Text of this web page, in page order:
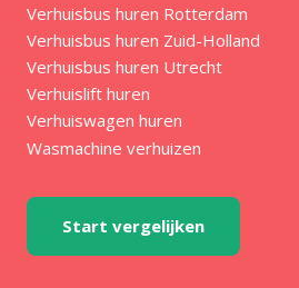
Verhuisbus huren Rotterdam
Verhuisbus huren Zuid-Holland
Verhuisbus huren Utrecht
Verhuislift huren
Verhuiswagen huren
Wasmachine verhuizen
Start vergelijken